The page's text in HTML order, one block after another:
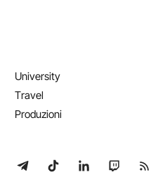
University
Travel
Produzioni
YouTube
su WhatsApp
Seguici su Telegram
Seguici su TikTok
Seguici su
Seguici